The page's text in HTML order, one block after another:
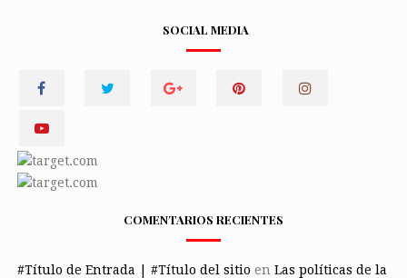
SOCIAL MEDIA
COMENTARIOS RECIENTES
#Título de Entrada | #Título del sitio en Las políticas de la